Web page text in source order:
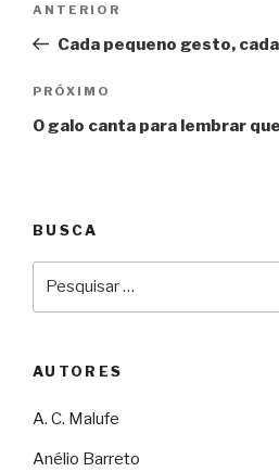
Post
Anterior
ANTERIOR
Cada pequeno gesto,
Próximo
PRÓXIMO
O galo canta para lembrar
BUSCA
AUTORES
A. C. Malufe
Anélio Barreto